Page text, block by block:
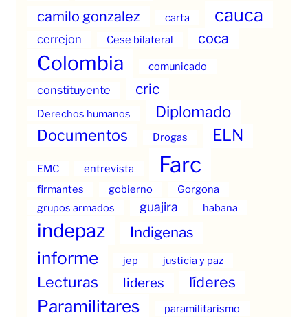
camilo gonzalez carta cauca
cerrejon Cese bilateral coca
Colombia comunicado
constituyente cric
Derechos humanos Diplomado
Documentos Drogas ELN
EMC entrevista Farc
firmantes gobierno
Gorgona
grupos armados
guajira habana
indepaz Indigenas
informe jep justicia y paz
Lecturas lideres líderes
Paramilitares paramilitarismo